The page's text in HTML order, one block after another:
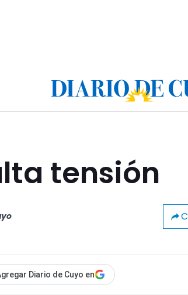
tensión
Diario de Cuyo en